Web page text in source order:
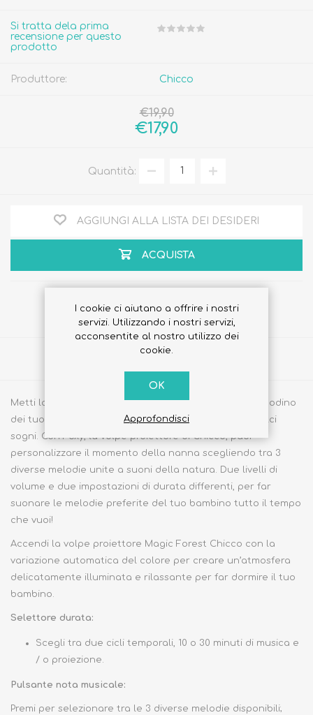
Si tratta dela prima
recensione per questo
prodotto
Produttore: Chicco
€19,90
€17,90
Quantità:
AGGIUNGI ALLA LISTA DEI DESIDERI
ACQUISTA
Metti la volpe proiettore Chicco Magic Forest sul comodino
dei tuoi bambini per accompagnarli durante i loro dolci
sogni. Con Foxy, la volpe proiettore di Chicco, puoi
personalizzare il momento della nanna scegliendo tra 3
diverse melodie unite a suoni della natura. Due livelli di
volume e due impostazioni di durata differenti, per far
suonare le melodie preferite del tuo bambino tutto il tempo
che vuoi!
Accendi la volpe proiettore Magic Forest Chicco con la
variazione automatica del colore per creare un’atmosfera
delicatamente illuminata e rilassante per far dormire il tuo
bambino.
Selettore durata:
Scegli tra due cicli temporali, 10 o 30 minuti di musica e
/ o proiezione.
Pulsante nota musicale:
Premi per selezionare tra le 3 diverse melodie disponibili;
I cookie ci aiutano a offrire i nostri
servizi. Utilizzando i nostri servizi,
acconsentite al nostro utilizzo dei
cookie.
OK
Approfondisci